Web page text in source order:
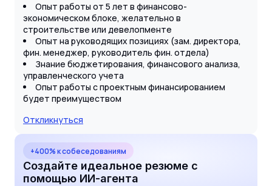
Опыт работы от 5 лет в финансово-
экономическом блоке, желательно в
строительстве или девелопменте
Опыт на руководящих позициях (зам. директора,
фин. менеджер, руководитель фин. отдела)
Знание бюджетирования, финансового анализа,
управленческого учета
Опыт работы с проектным финансированием
будет преимуществом
Откликнуться
+400% к собеседованиям
Создайте идеальное резюме с
помощью ИИ-агента